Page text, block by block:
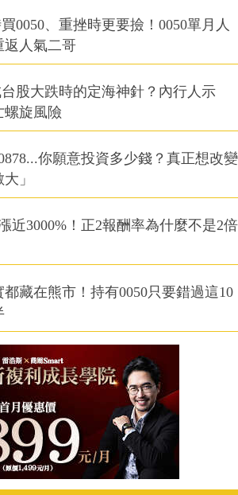
0050、重挫時更要撿！0050單月人
返人氣二哥
股大跌時的定海神針？內行人示
螺旋風險
你願意投資多少錢？真正想改變
」
近3000%！正2報酬率為什麼不是2倍
藏在熊市！持有0050只要錯過這10